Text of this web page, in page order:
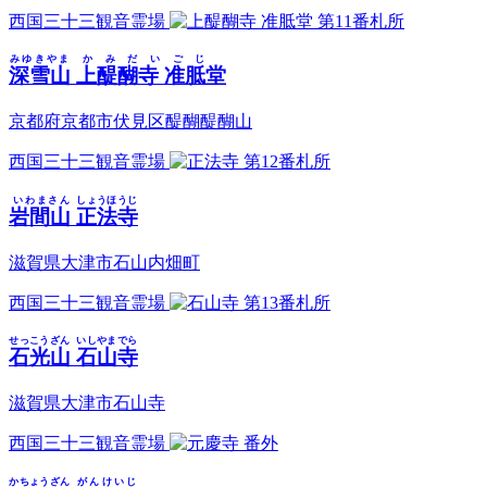
西国三十三観音霊場 第11番札所
深雪山
みゆきやま
上醍醐寺 准胝堂
かみだいごじ
京都府京都市伏見区醍醐醍醐山
西国三十三観音霊場 第12番札所
岩間山
いわまさん
正法寺
しょうほうじ
滋賀県大津市石山内畑町
西国三十三観音霊場 第13番札所
石光山
せっこうざん
石山寺
いしやまでら
滋賀県大津市石山寺
西国三十三観音霊場 番外
かちょうざん がんけいじ